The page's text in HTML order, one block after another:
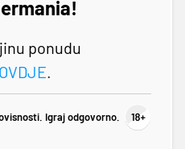
ponudu
OVDJE.
Igraj odgovorno.